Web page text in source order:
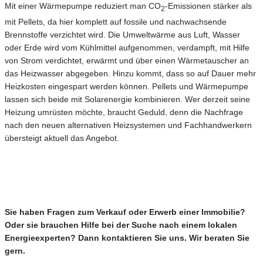
Mit einer Wärmepumpe reduziert man CO2­­­-Emissionen stärker als
mit Pellets, da hier komplett auf fossile und nachwachsende
Brennstoffe verzichtet wird. Die Umweltwärme aus Luft, Wasser
oder Erde wird vom Kühlmittel aufgenommen, verdampft, mit Hilfe
von Strom verdichtet, erwärmt und über einen Wärmetauscher an
das Heizwasser abgegeben. Hinzu kommt, dass so auf Dauer mehr
Heizkosten eingespart werden können. Pellets und Wärmepumpe
lassen sich beide mit Solarenergie kombinieren. Wer derzeit seine
Heizung umrüsten möchte, braucht Geduld, denn die Nachfrage
nach den neuen alternativen Heizsystemen und Fachhandwerkern
übersteigt aktuell das Angebot.
Sie haben Fragen zum Verkauf oder Erwerb einer Immobilie?
Oder sie brauchen Hilfe bei der Suche nach einem lokalen
Energieexperten? Dann kontaktieren Sie uns. Wir beraten Sie
gern.